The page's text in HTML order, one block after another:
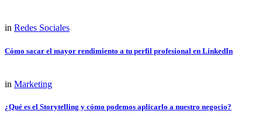
in Redes Sociales
Cómo sacar el mayor rendimiento a tu perfil profesional en LinkedIn
in Marketing
¿Qué es el Storytelling y cómo podemos aplicarlo a nuestro negocio?